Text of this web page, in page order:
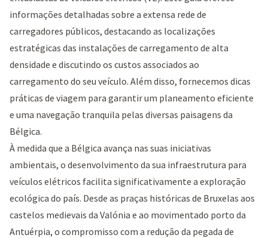
informações detalhadas sobre a extensa rede de
carregadores públicos, destacando as localizações
estratégicas das instalações de carregamento de alta
densidade e discutindo os custos associados ao
carregamento do seu veículo. Além disso, fornecemos dicas
práticas de viagem para garantir um planeamento eficiente
e uma navegação tranquila pelas diversas paisagens da
Bélgica.
À medida que a Bélgica avança nas suas iniciativas
ambientais, o desenvolvimento da sua infraestrutura para
veículos elétricos facilita significativamente a exploração
ecológica do país. Desde as praças históricas de Bruxelas aos
castelos medievais da Valónia e ao movimentado porto da
Antuérpia, o compromisso com a redução da pegada de